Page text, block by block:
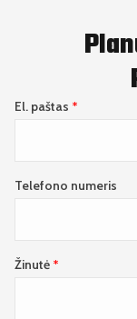
El. paštas
Telefono numeris
Žinutė